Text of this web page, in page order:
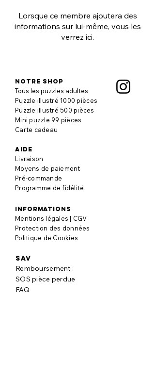
Lorsque ce membre ajoutera des
informations sur lui-même, vous les
verrez ici.
Notre shop
Tous les puzzles adultes
Puzzle illustré 1000 pièces
Puzzle illustré 500 pièces
Mini puzzle 99 pièces
Carte cadeau
aide
Livraison
Moyens de paiement
Pré-commande
Programme de fidélité
informations
Mentions légales | CGV
Protection des données
Politique de Cookies
SAV
Remboursement
SOS pièce perdue
FAQ